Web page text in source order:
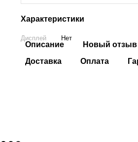
Характеристики
Дисплей Нет
Описание
Новый отзыв
Доставка
Оплата